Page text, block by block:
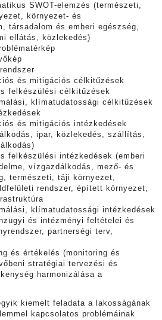
SWOT-elemzés (természeti,
környezet- és
társadalom és emberi egészség,
ellátás, közlekedés)
és mitigációs célkitűzések
felkészülési célkitűzések
klímatudatossági célkitűzések
és mitigációs intézkedések
ipar, közlekedés, szállítás,
felkészülési intézkedések (emberi
vízgazdálkodás, mező- és
természeti, táji környezet,
rendszer, épített környezet,
klímatudatossági intézkedések
és intézményi feltételei és
partnerségi terv,
és értékelés (monitoring és
stratégiai tervezési és
harmonizálása a
kiemelt feladata a lakosságának
kapcsolatos problémáinak